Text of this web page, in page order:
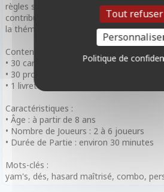
règles sont assimilées en 2 minutes et
contribuent à l’immersion dans le
la thématique ne pose aucun problème
Contenu :
• 30 cartes
• 30 protège-cartes
• 1 livret de règles
Caractéristiques :
• Âge : à partir de 8 ans
• Nombre de Joueurs : 2 à 6 joueurs
• Durée de Partie : environ 30 minutes
Mots-clés :
yam's, dés, hasard maîtrisé, combo,
Tout refuser
Politique de